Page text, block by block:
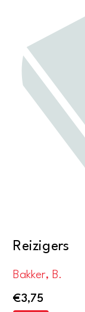
Reizigers
Bakker, B.
€3,75